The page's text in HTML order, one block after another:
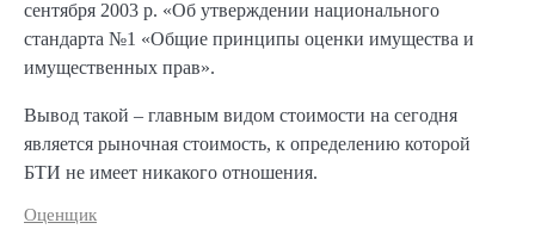
сентября 2003 р. «Об утверждении национального
стандарта №1 «Общие принципы оценки имущества и
имущественных прав».
Вывод такой – главным видом стоимости на сегодня
является рыночная стоимость, к определению которой
БТИ не имеет никакого отношения.
Оценщик